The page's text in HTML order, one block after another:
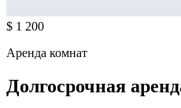
$ 1 200
Аренда комнат
Долгосрочная